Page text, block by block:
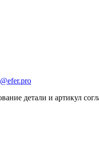
детали и артикул